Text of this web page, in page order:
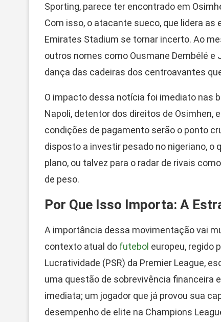
Sporting, parece ter encontrado em
Com isso, o atacante sueco, que lidera
Emirates Stadium se tornar incerto. Ao
outros nomes como Ousmane Dembélé
dança das cadeiras dos centroavantes
O impacto dessa notícia foi imediato nas
Napoli, detentor dos direitos de Osimhen,
condições de pagamento serão o ponto
disposto a investir pesado no nigeriano, o
plano, ou talvez para o radar de rivais
de peso.
Por Que Isso Importa: A
A importância dessa movimentação vai
contexto atual do futebol europeu, regido
Lucratividade (PSR) da Premier League,
uma questão de sobrevivência financeira
imediata; um jogador que já provou sua
desempenho de elite na Champions